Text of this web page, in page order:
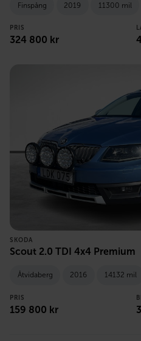
Finspång 2019 11300 mil
PRIS
324 800 kr
SKODA
Scout 2.0 TDI 4x4 Premium
Åtvidaberg 2016 14132 mil
PRIS
159 800 kr